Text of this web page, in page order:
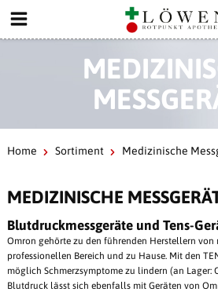
Home Sortiment Medizinische
MEDIZINISCHE
Blutdruckmessgeräte und Tens-
Omron gehörte zu den führenden Herstellern von
professionellen Bereich und zu Hause. Mit den
möglich Schmerzsymptome zu lindern (an Lager:
Blutdruck lässt sich ebenfalls mit Geräten von